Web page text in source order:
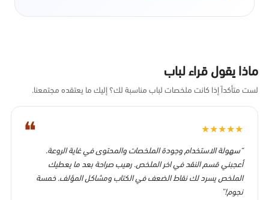
ماذا يقول قراء لباب
لست متأكداً إذا كانت ملخصات لباب مناسبة لك؟ إليك ما يعتقده مجتمعنا.
❝ ★
★
★
★
★
“سهولة الاستخدام وجودة الملخصات والمحتوى في غاية الروعة.
أعجبني قسم النقد في اخر الملخص. رهيب صراحة بعد ما يعطيك
الملخص يسرد لك نقاط الضعف في الكتاب ومشاكل المؤلف. خمسة
نجوم!”